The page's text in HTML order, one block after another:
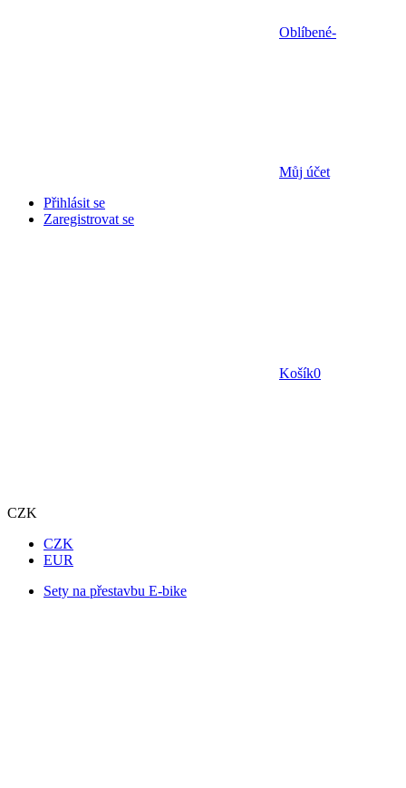
Oblíbené-
Můj účet
Přihlásit se
Zaregistrovat se
Košík0
CZK
CZK
EUR
Sety na přestavbu E-bike